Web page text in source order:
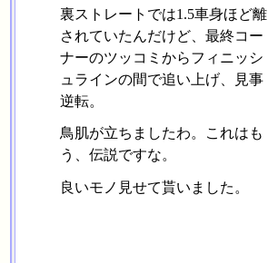
裏ストレートでは1.5車身ほど離
されていたんだけど、最終コー
ナーのツッコミからフィニッシ
ュラインの間で追い上げ、見事
逆転。
鳥肌が立ちましたわ。これはも
う、伝説ですな。
良いモノ見せて貰いました。